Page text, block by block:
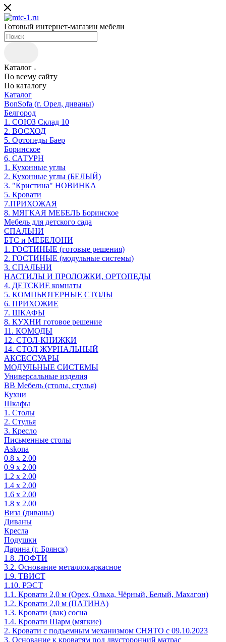
Готовый интернет-магазин мебели
Каталог
По всему сайту
По каталогу
Каталог
BonSofa (г. Орел, диваны)
Белгород
1. СОЮЗ Склад 10
2. ВОСХОД
5. Ортопеды Баер
Боринское
6, САТУРН
1. Кухонные углы
2. Кухонные углы (БЕЛЫЙ)
3. "Кристина" НОВИНКА
5. Кровати
7.ПРИХОЖАЯ
8. МЯГКАЯ МЕБЕЛЬ Боринское
Мебель для детского сада
СПАЛЬНИ
БТС и МЕБЕЛОНИ
1. ГОСТИНЫЕ (готовые решения)
2. ГОСТИНЫЕ (модульные системы)
3. СПАЛЬНИ
НАСТИЛЫ И ПРОЛОЖКИ, ОРТОПЕДЫ
4. ДЕТСКИЕ комнаты
5. КОМПЬЮТЕРНЫЕ СТОЛЫ
6. ПРИХОЖИЕ
7. ШКАФЫ
8. КУХНИ готовое решение
11. КОМОДЫ
12. СТОЛ-КНИЖКИ
14. СТОЛ ЖУРНАЛЬНЫЙ
АКСЕССУАРЫ
МОДУЛЬНЫЕ СИСТЕМЫ
Универсальные изделия
ВВ Мебель (столы, стулья)
Кухни
Шкафы
1. Столы
2. Стулья
3. Кресло
Письменные столы
Askona
0.8 х 2.00
0.9 х 2.00
1.2 х 2.00
1.4 х 2.00
1.6 х 2.00
1.8 х 2.00
Виза (диваны)
Диваны
Кресла
Подушки
Дарина (г. Брянск)
1.8. ЛОФТИ
3.2. Основание металлокаркасное
1.9. ТВИСТ
1.10. РЭСТ
1.1. Кровати 2,0 м (Орех, Ольха, Чёрный, Белый, Махагон)
1.2. Кровати 2,0 м (ПАТИНА)
1.3. Кровати (лак) сосна
1.4. Кровати Шарм (мягкие)
2. Кровати с подъемным механизмом СНЯТО с 09.10.2023
3. Основание к кроватям под двусторонний матрас